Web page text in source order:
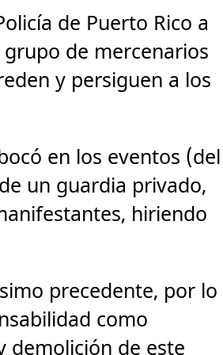
de Puerto Rico a
de mercenarios
y persiguen a los
en los eventos (del
un guardia privado,
hiriendo
precedente, por lo
como
demolición de este